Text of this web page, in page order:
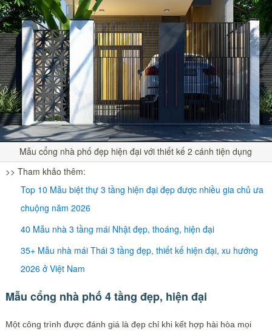
Mẫu cổng nhà phố đẹp hiện đại với thiết kế 2 cánh tiện dụng
>> Tham khảo thêm:
Top 10 Mẫu biệt thự 3 tầng hiện đại đẹp được nhiều gia chủ ưa
chuộng năm 2026
40 Mẫu nhà 3 tầng mái Nhật đẹp, thoáng, hiện đại
35+ Mẫu nhà mái Thái 3 tầng đẹp, thiết kế hiện đại, xu hướng
2026 ở Việt Nam
Mẫu cổng nhà phố 4 tầng đẹp, hiện đại
Một công trình được đánh giá là đẹp chỉ khi kết hợp hài hòa mọi